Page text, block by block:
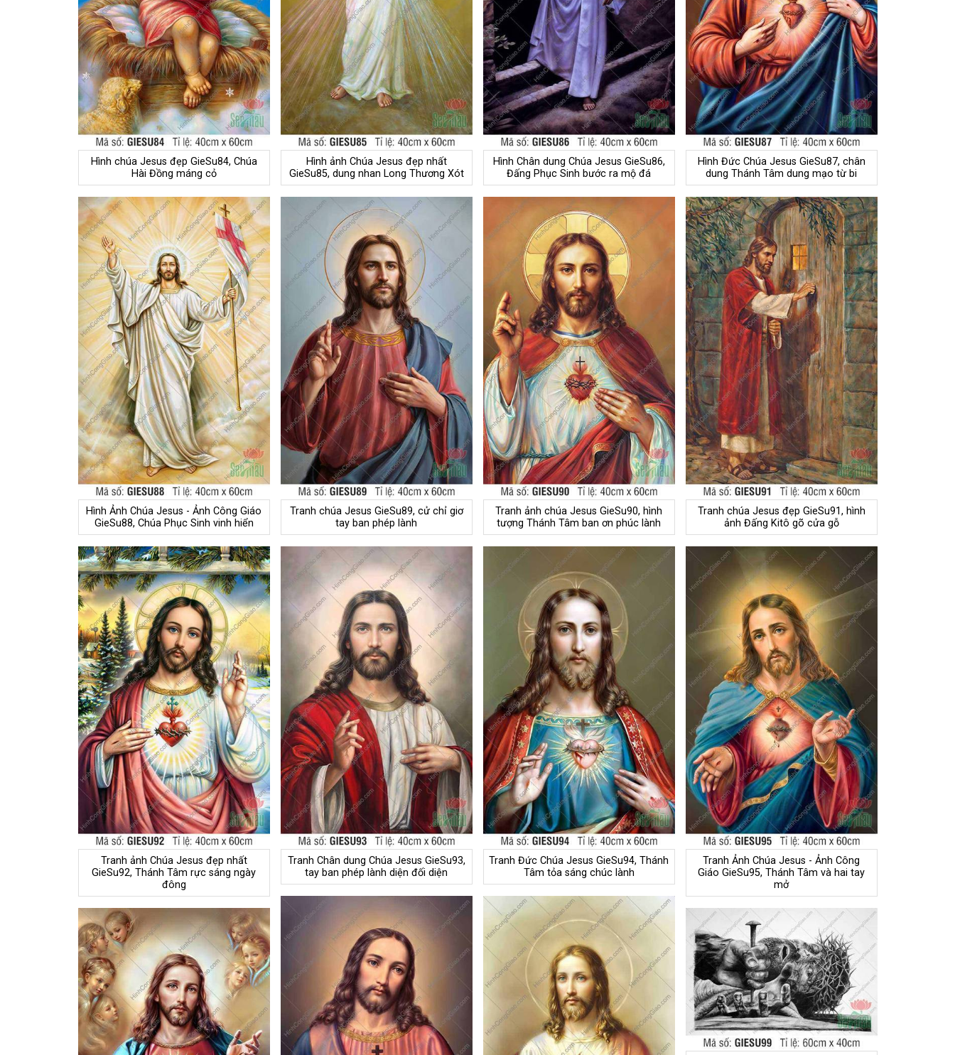
Hình chúa Jesus đẹp GieSu84, Chúa
Hài Đồng máng cỏ
Hình ảnh Chúa Jesus đẹp nhất
GieSu85, dung nhan Long Thương Xót
Hình Chân dung Chúa Jesus GieSu86,
Đấng Phục Sinh bước ra mộ đá
Hình Đức Chúa Jesus GieSu87, chân
dung Thánh Tâm dung mạo từ bi
Hình Ảnh Chúa Jesus - Ảnh Công Giáo
GieSu88, Chúa Phục Sinh vinh hiển
Tranh chúa Jesus GieSu89, cử chỉ giơ
tay ban phép lành
Tranh ảnh chúa Jesus GieSu90, hình
tượng Thánh Tâm ban ơn phúc lành
Tranh chúa Jesus đẹp GieSu91, hình
ảnh Đấng Kitô gõ cửa gỗ
Tranh ảnh Chúa Jesus đẹp nhất
GieSu92, Thánh Tâm rực sáng ngày
đông
Tranh Chân dung Chúa Jesus GieSu93,
tay ban phép lành diện đối diện
Tranh Đức Chúa Jesus GieSu94, Thánh
Tâm tỏa sáng chúc lành
Tranh Ảnh Chúa Jesus - Ảnh Công
Giáo GieSu95, Thánh Tâm và hai tay
mở